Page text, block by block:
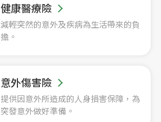
健康醫療險
減輕突然的意外及疾病為生活帶來的負
擔。
意外傷害險
提供因意外所造成的人身損害保障，為
突發意外做好準備。